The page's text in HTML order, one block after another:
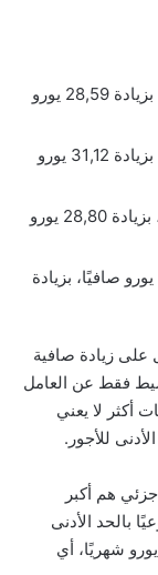
36 ساعة أسبوعيًا: 2.214,35 يورو صافيًا، بزيادة 28,59 يورو
38 ساعة أسبوعيًا: 2.300,68 يورو صافيًا، بزيادة 31,12 يورو
40 ساعة أسبوعيًا: 2.378,84 يورو صافيًا، بزيادة 28,80 يورو
20 ساعة أسبوعيًا / دوام جزئي: 1.275,96 يورو صافيًا، بزيادة
سيحصل على زيادة صافية
وبفارق بسيط فقط عن العامل
أكثر لا يعني
للأجور.
هم أكبر
20 ساعة أسبوعيًا بالحد الأدنى
للأجور سيحصل على زيادة صافية قدرها 23,27 يورو شهريًا، أي